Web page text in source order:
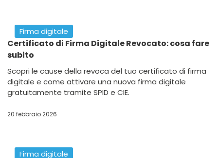
Firma digitale
Certificato di Firma Digitale Revocato: cosa fare
subito
Scopri le cause della revoca del tuo certificato di firma
digitale e come attivare una nuova firma digitale
gratuitamente tramite SPID e CIE.
20 febbraio 2026
Firma digitale